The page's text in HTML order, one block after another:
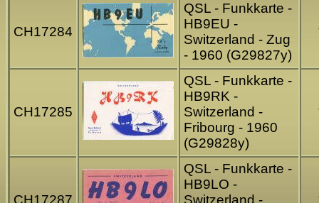
CH17284
QSL - Funkkarte -
HB9EU -
Switzerland - Zug
- 1960 (G29827y)
CH17285
QSL - Funkkarte -
HB9RK -
Switzerland -
Fribourg - 1960
(G29828y)
CH17287
QSL - Funkkarte -
HB9LO -
Switzerland -